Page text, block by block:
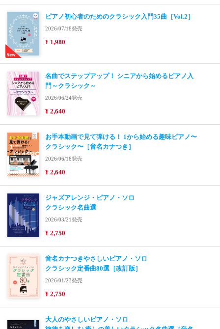
ピアノ初心者のためのクラシック入門35曲［Vol.2］
2026/07/18発売
¥ 1,980
名曲でステップアップ！ シニアから始めるピアノ入
門～クラシック～
2026/06/24発売
¥ 2,640
お手本動画で見て弾ける！ 1から始める趣味ピアノ〜
クラシック〜［音名カナつき］
2026/06/18発売
¥ 2,640
ジャズアレンジ・ピアノ・ソロ
クラシック名曲選
2026/03/21発売
¥ 2,750
音名カナつきやさしいピアノ・ソロ
クラシック定番曲80選［改訂版］
2026/01/23発売
¥ 2,750
大人のやさしいピアノ・ソロ